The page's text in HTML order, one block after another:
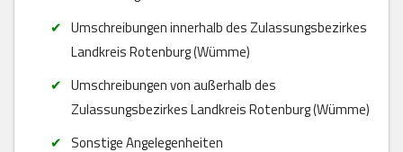
Umschreibungen innerhalb des Zulassungsbezirkes
Landkreis Rotenburg (Wümme)
Umschreibungen von außerhalb des
Zulassungsbezirkes Landkreis Rotenburg (Wümme)
Sonstige Angelegenheiten